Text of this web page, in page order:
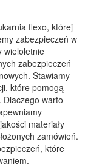
flexo, której
zabezpieczeń w
wieloletnie
zabezpieczeń
Stawiamy
które pomogą
Dlaczego warto
materiały
zamówień.
które